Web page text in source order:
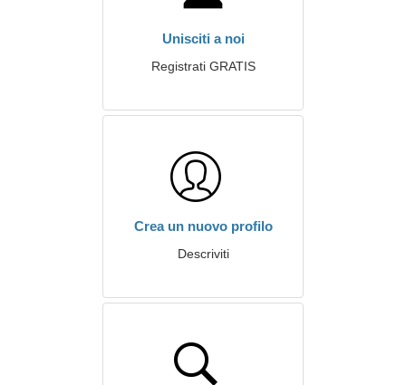
Unisciti a noi
Registrati GRATIS
Crea un nuovo profilo
Descriviti